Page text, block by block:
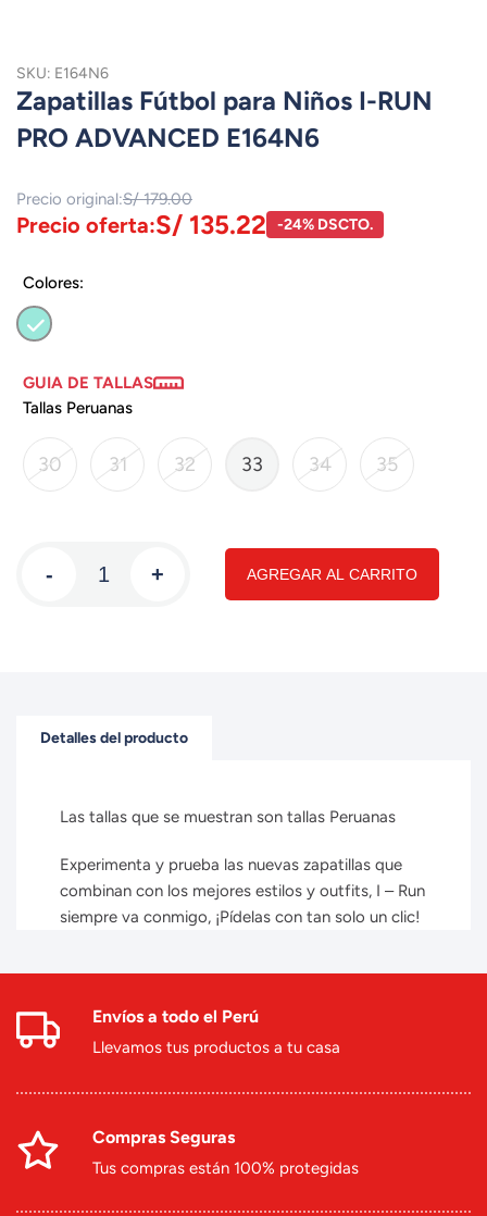
SKU: E164N6
Zapatillas Fútbol para Niños I-RUN
PRO ADVANCED E164N6
Precio original:S/ 179.00
Precio oferta:S/ 135.22 -24% DSCTO.
Colores:
GUIA DE TALLAS
Tallas Peruanas
30 31 32 33 34 35
- + AGREGAR AL CARRITO
Detalles del producto
Las tallas que se muestran son tallas Peruanas
Experimenta y prueba las nuevas zapatillas que
combinan con los mejores estilos y outfits, I – Run
siempre va conmigo, ¡Pídelas con tan solo un clic!
Envíos a todo el Perú
Llevamos tus productos a tu casa
Compras Seguras
Tus compras están 100% protegidas